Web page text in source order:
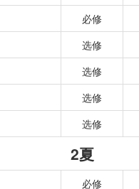
必修
选修
选修
选修
选修
2夏
必修